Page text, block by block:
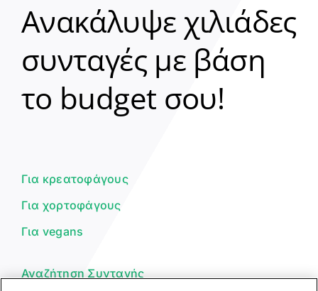
Ανακάλυψε χιλιάδες
συνταγές με βάση
το budget σου!
Για κρεατοφάγους
Για χορτοφάγους
Για vegans
Αναζήτηση Συνταγής